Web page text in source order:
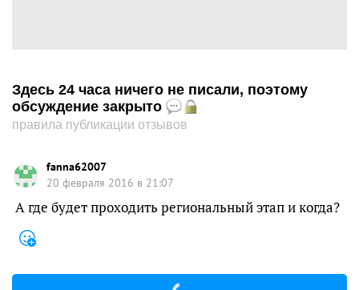
Здесь 24 часа ничего не писали, поэтому
обсуждение закрыто
правила публикации отзывов
fanna62007
20 февраля 2016 в 21:07
А где будет проходить региональный этап и когда?